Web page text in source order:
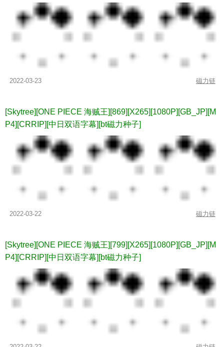
2022-03-23 磁力链
[Skytree][ONE PIECE 海贼王][869][X265][1080P][GB_JP][M
P4][CRRIP][中日双语字幕][bt磁力种子]
2022-03-22 磁力链
[Skytree][ONE PIECE 海贼王][799][X265][1080P][GB_JP][M
P4][CRRIP][中日双语字幕][bt磁力种子]